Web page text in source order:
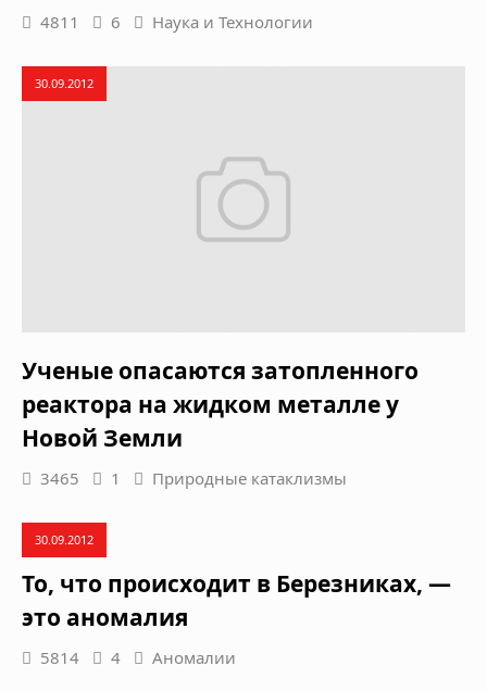
4811 6 Наука и Технологии
30.09.2012
Ученые опасаются затопленного
реактора на жидком металле у
Новой Земли
3465 1 Природные катаклизмы
30.09.2012
То, что происходит в Березниках, —
это аномалия
5814 4 Аномалии